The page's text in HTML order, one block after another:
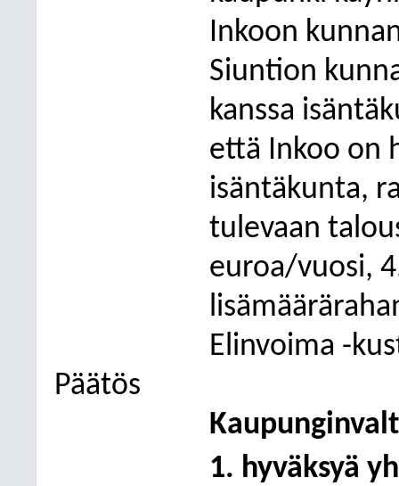
Inkoon
Siuntion
kanssa
että Inkoo on
isäntäkunta,
tulevaan
euroa/vuosi,
Elinvoima -
Päätös
1. hyväksyä